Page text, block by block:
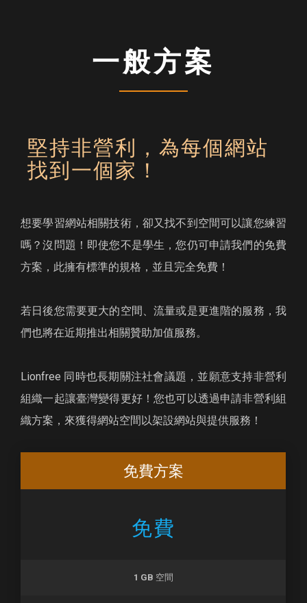
一般方案
堅持非營利，為每個網站
找到一個家！
想要學習網站相關技術，卻又找不到空間可以讓您練習
嗎？沒問題！即使您不是學生，您仍可申請我們的免費
方案，此擁有標準的規格，並且完全免費！
若日後您需要更大的空間、流量或是更進階的服務，我
們也將在近期推出相關贊助加值服務。
Lionfree 同時也長期關注社會議題，並願意支持非營利
組織一起讓臺灣變得更好！您也可以透過申請非營利組
織方案，來獲得網站空間以架設網站與提供服務！
免費方案
免費
1 GB 空間